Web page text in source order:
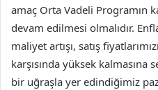
amaç Orta Vadeli Programın
devam edilmesi olmalıdır.
maliyet artışı, satış
karşısında yüksek kalmasına
bir uğraşla yer edindiğimiz